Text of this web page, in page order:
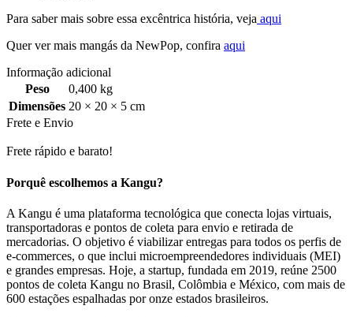
Para saber mais sobre essa excêntrica história, veja aqui
Quer ver mais mangás da NewPop, confira aqui
Informação adicional
Peso
0,400 kg
Dimensões 20 × 20 × 5 cm
Frete e Envio
Frete rápido e barato!
Porquê escolhemos a Kangu?
A Kangu é uma plataforma tecnológica que conecta lojas virtuais,
transportadoras e pontos de coleta para envio e retirada de
mercadorias. O objetivo é viabilizar entregas para todos os perfis de
e-commerces, o que inclui microempreendedores individuais (MEI)
e grandes empresas. Hoje, a startup, fundada em 2019, reúne 2500
pontos de coleta Kangu no Brasil, Colômbia e México, com mais de
600 estações espalhadas por onze estados brasileiros.